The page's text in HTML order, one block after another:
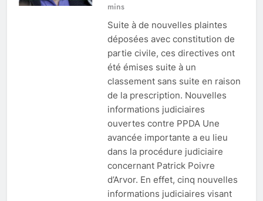
mins
Suite à de nouvelles plaintes
déposées avec constitution de
partie civile, ces directives ont
été émises suite à un
classement sans suite en raison
de la prescription. Nouvelles
informations judiciaires
ouvertes contre PPDA Une
avancée importante a eu lieu
dans la procédure judiciaire
concernant Patrick Poivre
d’Arvor. En effet, cinq nouvelles
informations judiciaires visant